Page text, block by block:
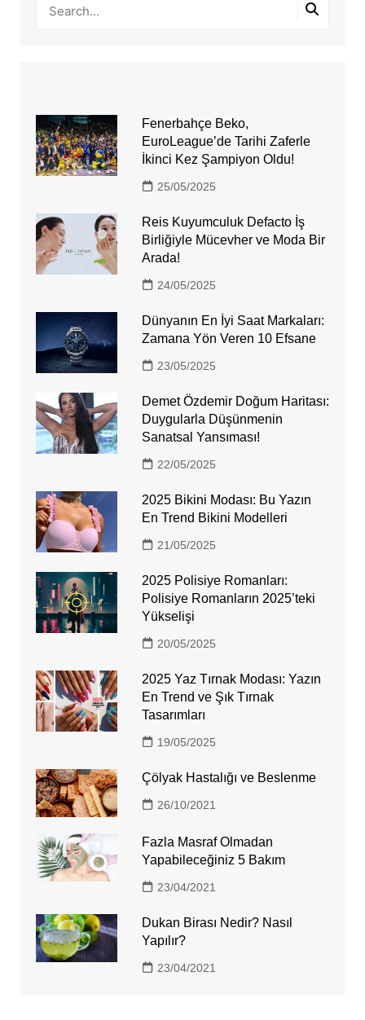
Fenerbahçe Beko,
EuroLeague’de Tarihi Zaferle
İkinci Kez Şampiyon Oldu!
25/05/2025
Reis Kuyumculuk Defacto İş
Birliğiyle Mücevher ve Moda Bir
Arada!
24/05/2025
Dünyanın En İyi Saat Markaları:
Zamana Yön Veren 10 Efsane
23/05/2025
Demet Özdemir Doğum Haritası:
Duygularla Düşünmenin
Sanatsal Yansıması!
22/05/2025
2025 Bikini Modası: Bu Yazın
En Trend Bikini Modelleri
21/05/2025
2025 Polisiye Romanları:
Polisiye Romanların 2025’teki
Yükselişi
20/05/2025
2025 Yaz Tırnak Modası: Yazın
En Trend ve Şık Tırnak
Tasarımları
19/05/2025
Çölyak Hastalığı ve Beslenme
26/10/2021
Fazla Masraf Olmadan
Yapabileceğiniz 5 Bakım
23/04/2021
Dukan Birası Nedir? Nasıl
Yapılır?
23/04/2021